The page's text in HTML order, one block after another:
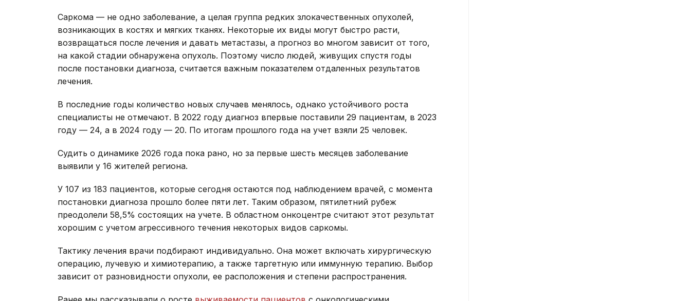
Саркома — не одно заболевание, а целая группа редких злокачественных опухолей,
возникающих в костях и мягких тканях. Некоторые их виды могут быстро расти,
возвращаться после лечения и давать метастазы, а прогноз во многом зависит от того,
на какой стадии обнаружена опухоль. Поэтому число людей, живущих спустя годы
после постановки диагноза, считается важным показателем отдаленных результатов
лечения.
В последние годы количество новых случаев менялось, однако устойчивого роста
специалисты не отмечают. В 2022 году диагноз впервые поставили 29 пациентам, в 2023
году — 24, а в 2024 году — 20. По итогам прошлого года на учет взяли 25 человек.
Судить о динамике 2026 года пока рано, но за первые шесть месяцев заболевание
выявили у 16 жителей региона.
У 107 из 183 пациентов, которые сегодня остаются под наблюдением врачей, с момента
постановки диагноза прошло более пяти лет. Таким образом, пятилетний рубеж
преодолели 58,5% состоящих на учете. В областном онкоцентре считают этот результат
хорошим с учетом агрессивного течения некоторых видов саркомы.
Тактику лечения врачи подбирают индивидуально. Она может включать хирургическую
операцию, лучевую и химиотерапию, а также таргетную или иммунную терапию. Выбор
зависит от разновидности опухоли, ее расположения и степени распространения.